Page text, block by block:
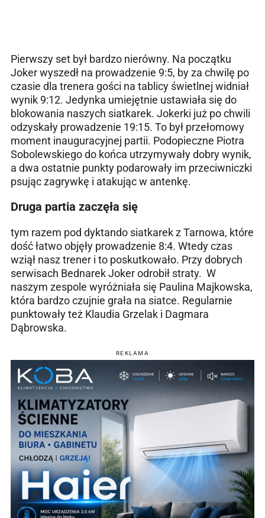
Pierwszy set był bardzo nierówny. Na początku
Joker wyszedł na prowadzenie 9:5, by za chwilę po
czasie dla trenera gości na tablicy świetlnej widniał
wynik 9:12. Jedynka umiejętnie ustawiała się do
blokowania naszych siatkarek. Jokerki już po chwili
odzyskały prowadzenie 19:15. To był przełomowy
moment inauguracyjnej partii. Podopieczne Piotra
Sobolewskiego do końca utrzymywały dobry wynik,
a dwa ostatnie punkty podarowały im przeciwniczki
psując zagrywkę i atakując w antenkę.
Druga partia zaczęła się
tym razem pod dyktando siatkarek z Tarnowa, które
dość łatwo objęły prowadzenie 8:4. Wtedy czas
wziął nasz trener i to poskutkowało. Przy dobrych
serwisach Bednarek Joker odrobił straty. W
naszym zespole wyróżniała się Paulina Majkowska,
która bardzo czujnie grała na siatce. Regularnie
punktowały też Klaudia Grzelak i Dagmara
Dąbrowska.
REKLAMA